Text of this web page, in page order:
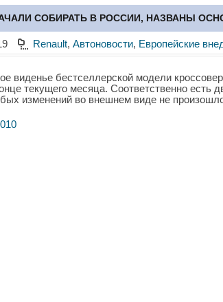
НАЧАЛИ СОБИРАТЬ В РОССИИ, НАЗВАНЫ
Renault, Автоновости, Европейские
виденье бестселлерской модели
текущего месяца. Соответственно есть
изменений во внешнем виде не